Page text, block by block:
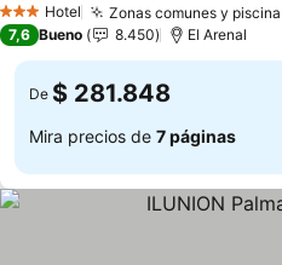
3 Estrellas
Hotel Zonas comunes y
7,6 Bueno 8.450 El Arenal
De $ 281.848
Mira precios de 7 páginas